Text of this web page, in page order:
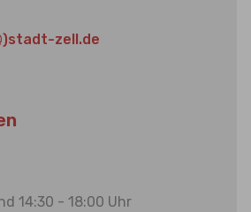
zell.de
14:30 - 18:00 Uhr